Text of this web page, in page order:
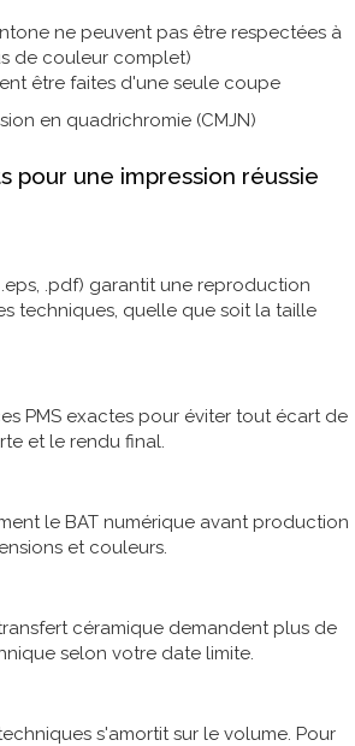
ne peuvent pas être respectées à
de couleur complet)
être faites d'une seule coupe
en quadrichromie (CMJN)
pour une impression réussie
.pdf) garantit une reproduction
techniques, quelle que soit la taille
PMS exactes pour éviter tout écart de
et le rendu final.
le BAT numérique avant production
et couleurs.
céramique demandent plus de
selon votre date limite.
s'amortit sur le volume. Pour